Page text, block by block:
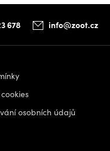
678 info@zoot.cz
osobních údajů